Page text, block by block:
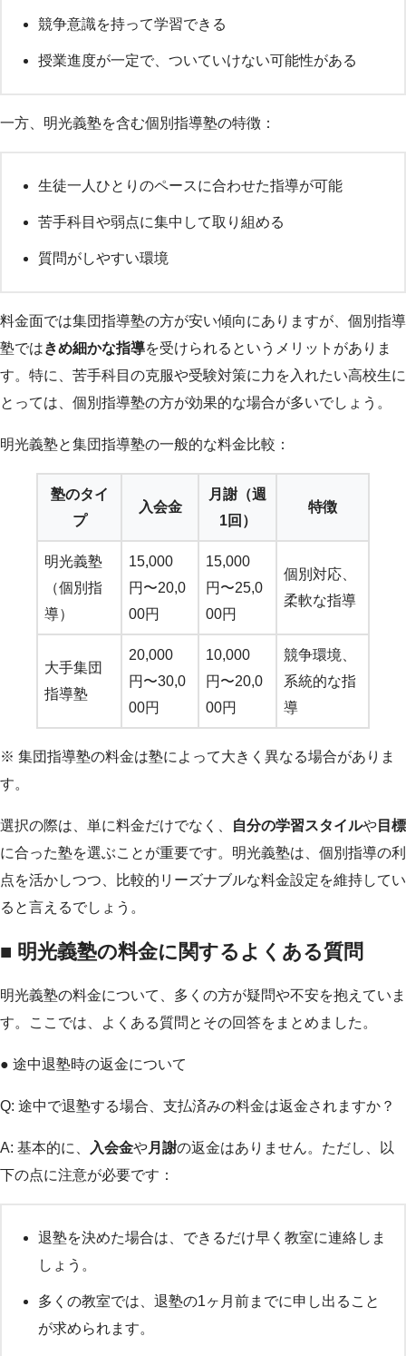
競争意識を持って学習できる
授業進度が一定で、ついていけない可能性がある
一方、明光義塾を含む個別指導塾の特徴：
生徒一人ひとりのペースに合わせた指導が可能
苦手科目や弱点に集中して取り組める
質問がしやすい環境
料金面では集団指導塾の方が安い傾向にありますが、個別指導
塾ではきめ細かな指導を受けられるというメリットがありま
す。特に、苦手科目の克服や受験対策に力を入れたい高校生に
とっては、個別指導塾の方が効果的な場合が多いでしょう。
明光義塾と集団指導塾の一般的な料金比較：
塾のタイ
プ
入会金
月謝（週
1回）
特徴
明光義塾
（個別指
導）
15,000
円〜20,0
00円
15,000
円〜25,0
00円
個別対応、
柔軟な指導
大手集団
指導塾
20,000
円〜30,0
00円
10,000
円〜20,0
00円
競争環境、
系統的な指
導
※ 集団指導塾の料金は塾によって大きく異なる場合がありま
す。
選択の際は、単に料金だけでなく、 自分の学習スタイルや 目標
に合った塾を選ぶことが重要です。明光義塾は、個別指導の利
点を活かしつつ、比較的リーズナブルな料金設定を維持してい
ると言えるでしょう。
■ 明光義塾の料金に関するよくある質問
明光義塾の料金について、多くの方が疑問や不安を抱えていま
す。ここでは、よくある質問とその回答をまとめました。
● 途中退塾時の返金について
Q: 途中で退塾する場合、支払済みの料金は返金されますか？
A: 基本的に、 入会金や月謝の返金はありません。ただし、以
下の点に注意が必要です：
退塾を決めた場合は、できるだけ早く教室に連絡しま
しょう。
多くの教室では、退塾の1ヶ月前までに申し出ること
が求められます。